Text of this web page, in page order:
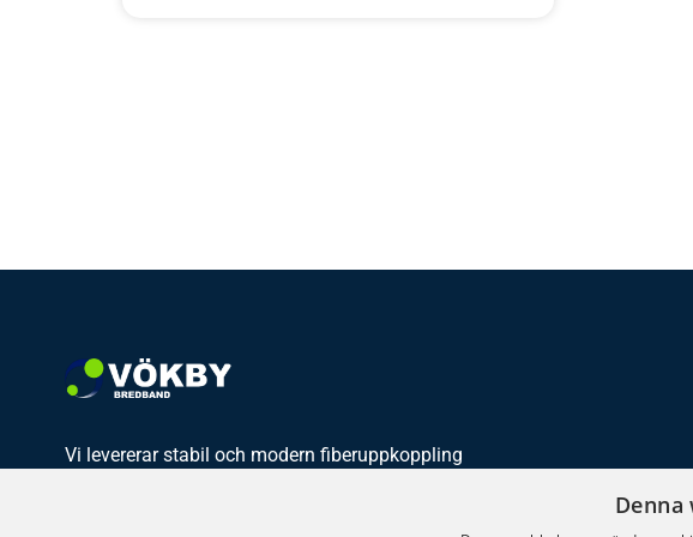
Vi levererar stabil och modern fiberuppkoppling
Denna